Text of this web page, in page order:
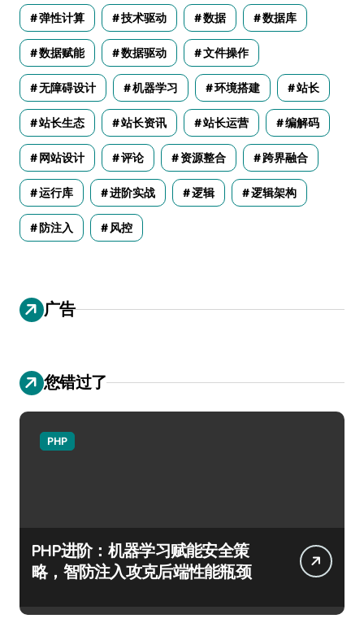
弹性计算 技术驱动 数据 数据库
数据赋能 数据驱动 文件操作
无障碍设计 机器学习 环境搭建 站长
站长生态 站长资讯 站长运营 编解码
网站设计 评论 资源整合 跨界融合
运行库 进阶实战 逻辑 逻辑架构
防注入 风控
广告
您错过了
PHP
PHP进阶：机器学习赋能安全策
略，智防注入攻克后端性能瓶颈